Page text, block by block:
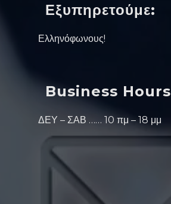
Εξυπηρετούμε:
Ελληνόφωνους!
Business Hours
ΔΕΥ – ΣΑΒ …… 10 πμ – 18 μμ